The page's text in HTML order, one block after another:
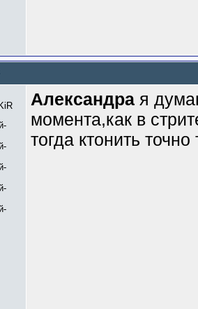
Александра я
момента,как в
тогда ктонить